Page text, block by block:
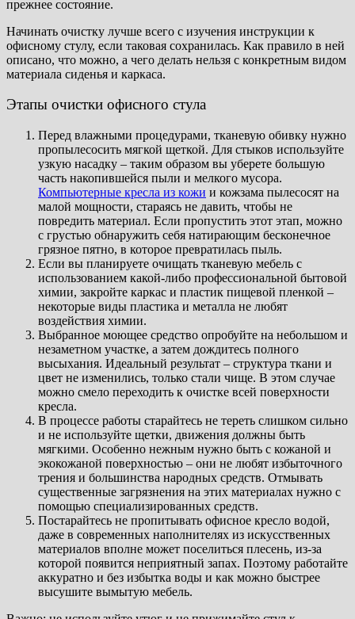
прежнее состояние.
Начинать очистку лучше всего с изучения инструкции к
офисному стулу, если таковая сохранилась. Как правило в ней
описано, что можно, а чего делать нельзя с конкретным видом
материала сиденья и каркаса.
Этапы очистки офисного стула
Перед влажными процедурами, тканевую обивку нужно
пропылесосить мягкой щеткой. Для стыков используйте
узкую насадку – таким образом вы уберете большую
часть накопившейся пыли и мелкого мусора.
Компьютерные кресла из кожи и кожзама пылесосят на
малой мощности, стараясь не давить, чтобы не
повредить материал. Если пропустить этот этап, можно
с грустью обнаружить себя натирающим бесконечное
грязное пятно, в которое превратилась пыль.
Если вы планируете очищать тканевую мебель с
использованием какой-либо профессиональной бытовой
химии, закройте каркас и пластик пищевой пленкой –
некоторые виды пластика и металла не любят
воздействия химии.
Выбранное моющее средство опробуйте на небольшом и
незаметном участке, а затем дождитесь полного
высыхания. Идеальный результат – структура ткани и
цвет не изменились, только стали чище. В этом случае
можно смело переходить к очистке всей поверхности
кресла.
В процессе работы старайтесь не тереть слишком сильно
и не используйте щетки, движения должны быть
мягкими. Особенно нежным нужно быть с кожаной и
экокожаной поверхностью – они не любят избыточного
трения и большинства народных средств. Отмывать
существенные загрязнения на этих материалах нужно с
помощью специализированных средств.
Постарайтесь не пропитывать офисное кресло водой,
даже в современных наполнителях из искусственных
материалов вполне может поселиться плесень, из-за
которой появится неприятный запах. Поэтому работайте
аккуратно и без избытка воды и как можно быстрее
высушите вымытую мебель.